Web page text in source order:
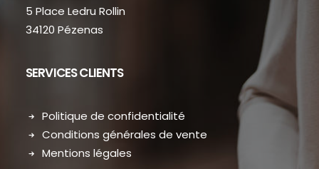
5 Place Ledru Rollin
34120 Pézenas
SERVICES CLIENTS
Politique de confidentialité
Conditions générales de vente
Mentions légales